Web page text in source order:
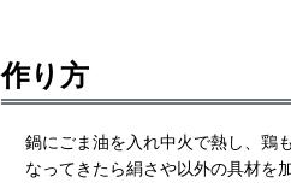
作り方
鍋にごま油を入れ中火で熱し、鶏
なってきたら絹さや以外の具材を